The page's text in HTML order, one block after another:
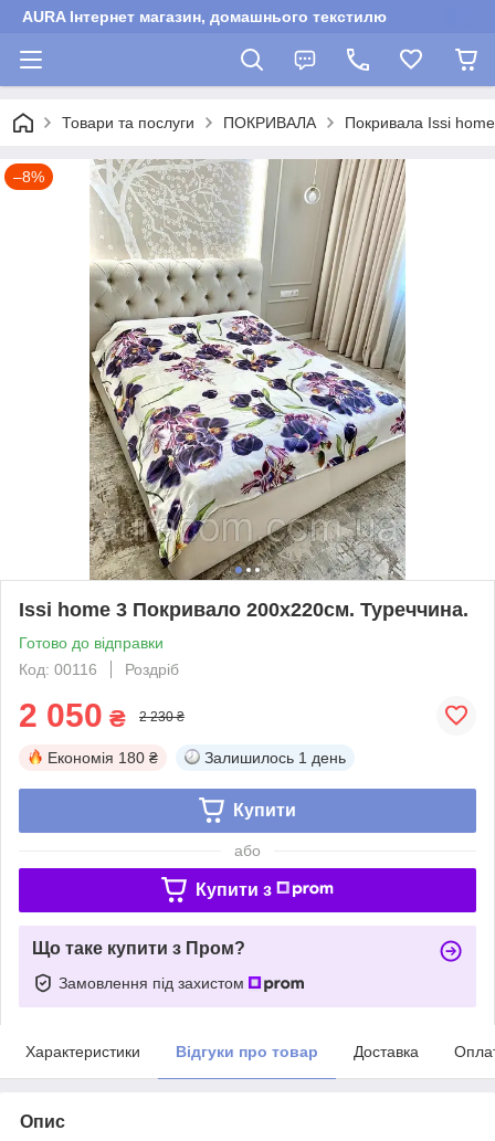
AURA Інтернет магазин, домашнього текстилю
Товари та послуги ПОКРИВАЛА Покривала Issi hоme
–8%
Issi home 3 Покривало 200x220см. Туреччина.
Готово до відправки
Код: 00116
Роздріб
2 050 ₴ 2 230 ₴
Економія 180 ₴ Залишилось 1 день
Купити
або
Купити з
Що таке купити з Пром?
Замовлення під захистом
Характеристики Відгуки про товар Доставка
Опис